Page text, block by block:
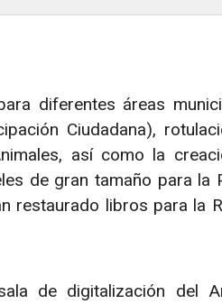
diferentes áreas
Ciudadana),
así como la
de gran tamaño para la
restaurado libros para la
de digitalización del